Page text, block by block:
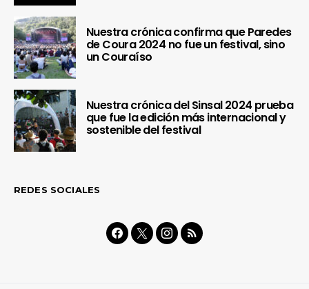
Nuestra crónica confirma que Paredes
de Coura 2024 no fue un festival, sino
un Couraíso
Nuestra crónica del Sinsal 2024 prueba
que fue la edición más internacional y
sostenible del festival
REDES SOCIALES